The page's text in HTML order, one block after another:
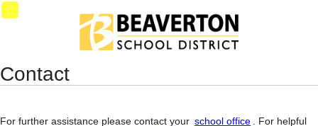
Synergy Accessibility Tips
Contact
For further assistance please contact your school office
. For helpful